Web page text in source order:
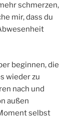
schmerzen,
mir, dass du
beginnen, die
wieder zu
nach und
außen
selbst